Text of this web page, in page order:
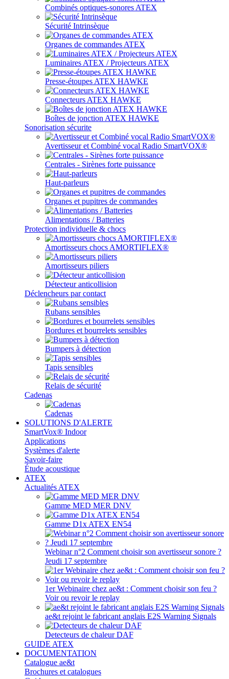
Combinés optiques-sonores ATEX
Sécurité Intrinsèque
Organes de commandes ATEX
Luminaires ATEX / Projecteurs ATEX
Presse-étoupes ATEX HAWKE
Connecteurs ATEX HAWKE
Boîtes de jonction ATEX HAWKE
Sonorisation sécurite
Avertisseur et Combiné vocal Radio SmartVOX®
Centrales - Sirènes forte puissance
Haut-parleurs
Organes et pupitres de commandes
Alimentations / Batteries
Protection individuelle & chocs
Amortisseurs chocs AMORTIFLEX®
Amortisseurs piliers
Détecteur anticollision
Déclencheurs par contact
Rubans sensibles
Bordures et bourrelets sensibles
Bumpers à détection
Tapis sensibles
Relais de sécurité
Cadenas
Cadenas
SOLUTIONS D'ALERTE
SmartVox® Indoor
Applications
Systèmes d'alerte
Savoir-faire
Étude acoustique
ATEX
Actualités ATEX
Gamme MED MER DNV
Gamme D1x ATEX EN54
Webinar n°2 Comment choisir son avertisseur sonore ?
Jeudi 17 septembre
1er Webinaire chez ae&t : Comment choisir son feu ?
Voir ou revoir le replay
ae&t rejoint le fabricant anglais E2S Warning Signals
Detecteurs de chaleur DAF
GUIDE ATEX
DOCUMENTATION
Catalogue ae&t
Brochures et catalogues